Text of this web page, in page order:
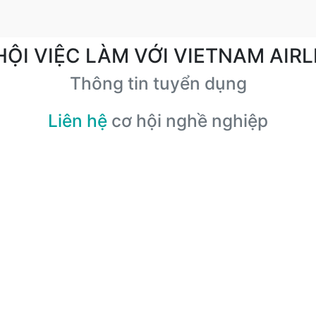
VIỆC LÀM VỚI VIETNAM
Thông tin tuyển dụng
Liên hệ cơ hội nghề nghiệp